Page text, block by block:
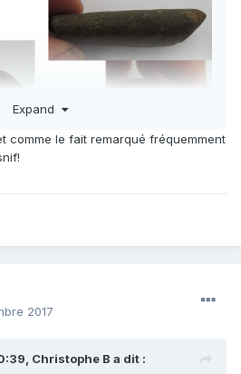
Expand
comme le fait remarqué fréquemment
2017
Christophe B a dit :